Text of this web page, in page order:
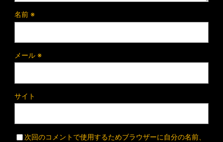
名前 ※
メール ※
サイト
次回のコメントで使用するためブラウザーに自分の名前、